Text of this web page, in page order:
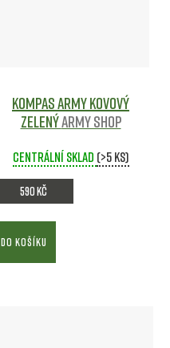
Kompas ARMY kovový
ZELENÝArmy shop
Centrální sklad (>5 ks)
590 Kč
DO KOŠÍKU